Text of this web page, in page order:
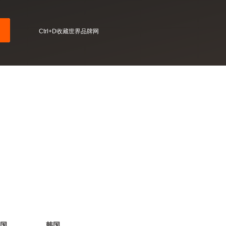
Ctrl+D收藏世界品牌网